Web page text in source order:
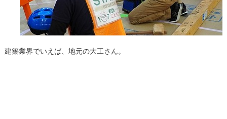
建築業界でいえば、地元の大工さん。